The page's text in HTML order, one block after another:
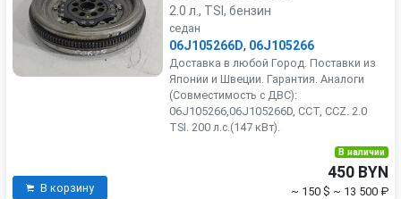
2.0 л., TSI, бензин
седан
06J105266D, 06J105266
Доставка в любой Город. Поставки из
Японии и Швеции. Гарантия. Аналоги
(Совместимость с ДВС):
06J105266,06J105266D, CCT, CCZ. 2.0
TSI. 200 л.с.(147 кВт).
В корзину
В наличии
450 BYN
~ 150 $ ~ 13 500 ₽